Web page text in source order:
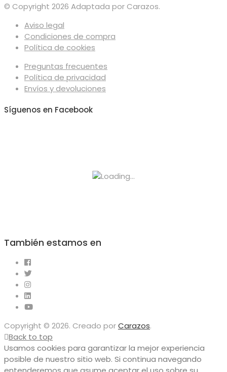
© Copyright 2026 Adaptada por Carazos.
Aviso legal
Condiciones de compra
Política de cookies
Preguntas frecuentes
Política de privacidad
Envíos y devoluciones
Síguenos en Facebook
También estamos en
Copyright © 2026. Creado porCarazos.
Back to top
Usamos cookies para garantizar la mejor experiencia
posible de nuestro sitio web. Si continua navegando